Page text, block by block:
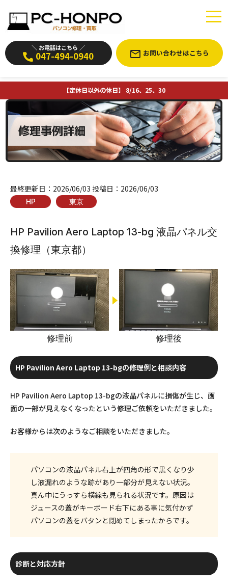
＼ お電話はこちら ／
047-494-0940 お問い合わせはこちら
【定休日以外の休日】 8/16、25、30
修理事例詳細
最終更新日： 2026/06/03 投稿日： 2026/06/03
HP 東京
HP Pavilion Aero Laptop 13-bg 液晶パネル交
換修理（東京都）
修理前 修理後
HP Pavilion Aero Laptop 13-bgの修理例と相談内容
HP Pavilion Aero Laptop 13-bgの液晶パネルに損傷が生じ、画
面の一部が見えなくなったという修理ご依頼をいただきました。
お客様からは次のようなご相談をいただきました。
パソコンの液晶パネル右上が四角の形で黒くなり少
し液漏れのような跡があり一部分が見えない状況。
真ん中にうっすら横線も見られる状況です。原因は
ジュースの蓋がキーボード右下にある事に気付かず
パソコンの蓋をバタンと閉めてしまったからです。
診断と対応方針